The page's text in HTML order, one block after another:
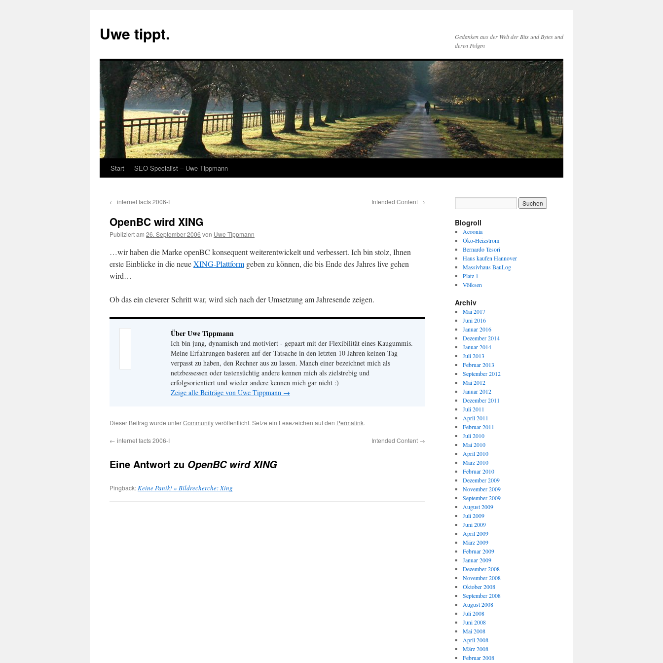
Uwe tippt.
Gedanken aus der Welt der Bits und Bytes und
deren Folgen
Zum
springen
Start SEO Specialist – Uwe Tippmann
← internet facts 2006-I Intended Content →
OpenBC wird XING
Publiziert am 26. September 2006 von Uwe Tippmann
…wir haben die Marke openBC konsequent weiterentwickelt und verbessert. Ich bin stolz, Ihnen
erste Einblicke in die neueXING-Plattform geben zu können, die bis Ende des Jahres live gehen
wird…
Ob das ein cleverer Schritt war, wird sich nach der Umsetzung am Jahresende zeigen.
Über Uwe Tippmann
Ich bin jung, dynamisch und motiviert - gepaart mit der Flexibilität eines Kaugummis.
Meine Erfahrungen basieren auf der Tatsache in den letzten 10 Jahren keinen Tag
verpasst zu haben, den Rechner aus zu lassen. Manch einer bezeichnet mich als
netzbessessen oder tastensüchtig andere kennen mich als zielstrebig und
erfolgsorientiert und wieder andere kennen mich gar nicht :)
Zeige alle Beiträge von Uwe Tippmann →
Dieser Beitrag wurde unterCommunityveröffentlicht. Setze ein Lesezeichen auf den Permalink.
← internet facts 2006-I Intended Content →
Eine Antwort zu OpenBC wird XING
Pingback:Keine Panik! » Bildrecherche: Xing
Blogroll
Acoonia
Öko-Heizstrom
Bernardo Tesori
Haus kaufen Hannover
Massivhaus BauLog
Platz 1
Völksen
Archiv
Mai 2017
Juni 2016
Januar 2016
Dezember 2014
Januar 2014
Juli 2013
Februar 2013
September 2012
Mai 2012
Januar 2012
Dezember 2011
Juli 2011
April 2011
Februar 2011
Juli 2010
Mai 2010
April 2010
März 2010
Februar 2010
Dezember 2009
November 2009
September 2009
August 2009
Juli 2009
Juni 2009
April 2009
März 2009
Februar 2009
Januar 2009
Dezember 2008
November 2008
Oktober 2008
September 2008
August 2008
Juli 2008
Juni 2008
Mai 2008
April 2008
März 2008
Februar 2008